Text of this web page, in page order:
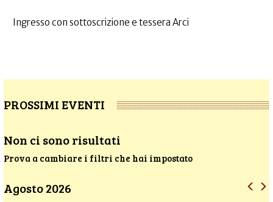
Ingresso con sottoscrizione e tessera Arci
PROSSIMI EVENTI
Non ci sono risultati
Prova a cambiare i filtri che hai impostato
Agosto 2026